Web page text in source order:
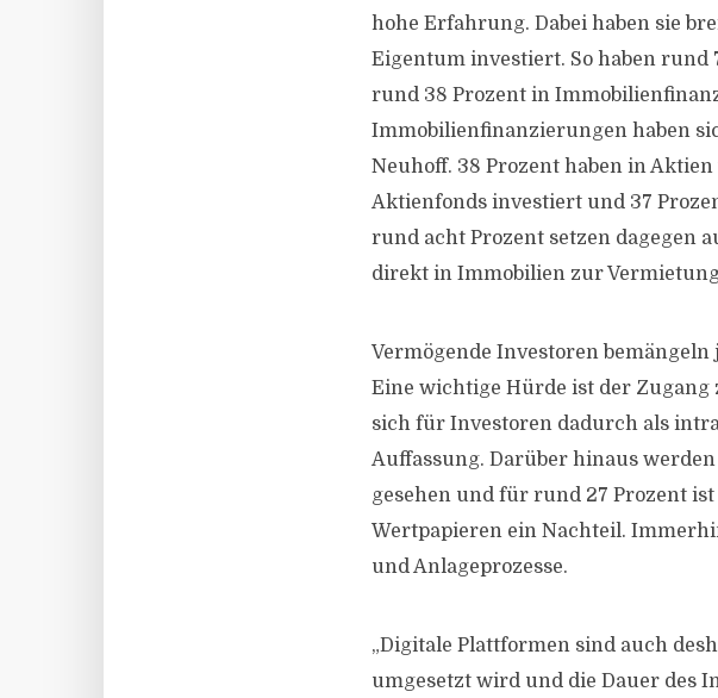
hohe Erfahrung. Dabei haben sie
Eigentum investiert. So haben
rund 38 Prozent in
Immobilienfinanzierungen haben
Neuhoff. 38 Prozent haben in
Aktienfonds investiert und 37
rund acht Prozent setzen dagegen
direkt in Immobilien zur
Vermögende Investoren
Eine wichtige Hürde ist der
sich für Investoren dadurch als
Auffassung. Darüber hinaus
gesehen und für rund 27 Prozent
Wertpapieren ein Nachteil.
und Anlageprozesse.
„Digitale Plattformen sind auch
umgesetzt wird und die Dauer des